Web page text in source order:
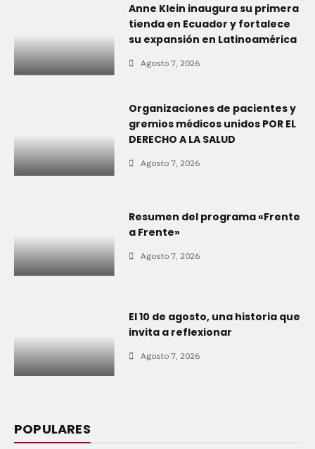
Anne Klein inaugura su primera
tienda en Ecuador y fortalece
su expansión en Latinoamérica
Agosto 7, 2026
Organizaciones de pacientes y
gremios médicos unidos POR EL
DERECHO A LA SALUD
Agosto 7, 2026
Resumen del programa «Frente
a Frente»
Agosto 7, 2026
El 10 de agosto, una historia que
invita a reflexionar
Agosto 7, 2026
POPULARES